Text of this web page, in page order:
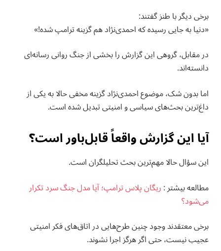
برخی دیگر با طنز گفتند:
«دنیا به جایی رسیده که احمدی‌نژاد هم گزینه ترامپ شده!»
در مقابل، گروهی این گزارش را بخشی از جنگ روانی رسانه‌ای
دانسته‌اند.
اما بدون شک، موضوع احمدی‌نژاد گزینه مخفی حالا به یکی از
داغ‌ترین بحث‌های سیاسی و امنیتی تبدیل شده است.
آیا این گزارش واقعاً قابل‌باور است؟
این سؤال حالا مهم‌ترین بحث تحلیلگران است.
مطالعه بيشتر :ریگان پلاس ترامپ؛ آیا مدل جنگ سرد تکرار
می‌شود؟
برخی معتقدند وجود چنین طرح‌هایی در اتاق‌های فکر امنیتی
عجیب نیست، حتی اگر هرگز اجرا نشوند.